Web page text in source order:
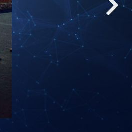
émotionnels
monde du travail